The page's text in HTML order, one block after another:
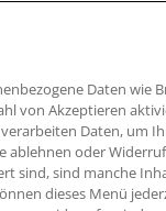
ein bedeutender
Männer
Daten wie
von Akzeptieren
Daten, um
ablehnen oder
sind, sind manche
dieses Menü